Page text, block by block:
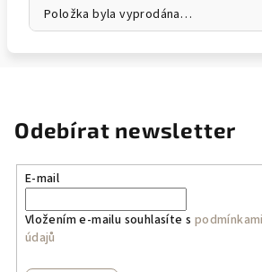
Položka byla vyprodána…
Odebírat newsletter
E-mail
Vložením e-mailu souhlasíte s
údajů